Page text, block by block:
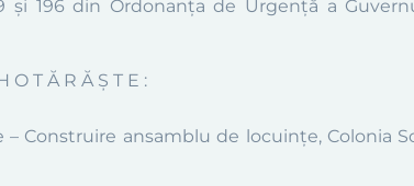
și 196 din Ordonanța de Urgență a
O T Ă R Ă Ş T E :
– Construire ansamblu de locuințe, Colonia